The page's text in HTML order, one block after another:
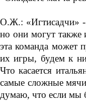
О.Ж.: «Игтисадчи» -
но они могут также
эта команда может
их игры, будем к
Что касается
самые сложные
думаю, что если мы